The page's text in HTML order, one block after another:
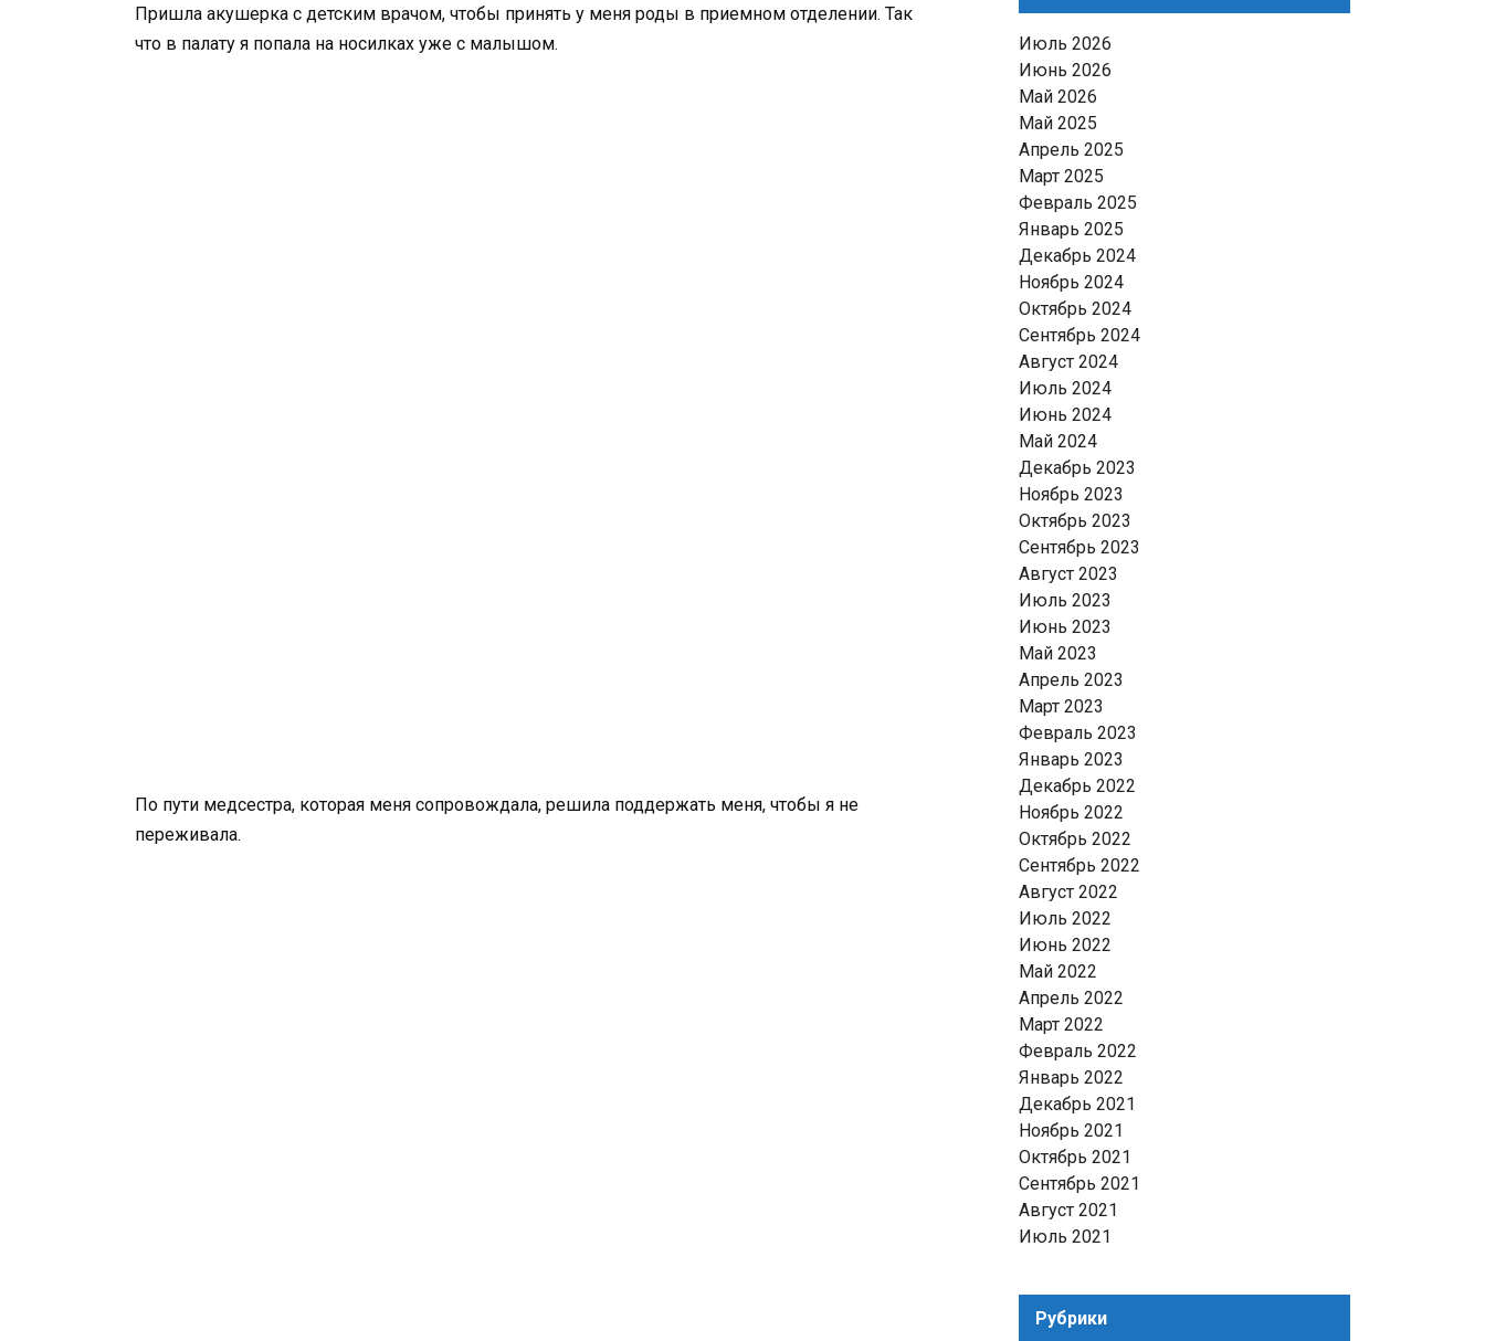
Пришла акушерка с детским врачом, чтобы принять у меня роды в приемном отделении. Так
что в палату я попала на носилках уже с малышом.
По пути медсестра, которая меня сопровождала, решила поддержать меня, чтобы я не
переживала.
Июль 2026
Июнь 2026
Май 2026
Май 2025
Апрель 2025
Март 2025
Февраль 2025
Январь 2025
Декабрь 2024
Ноябрь 2024
Октябрь 2024
Сентябрь 2024
Август 2024
Июль 2024
Июнь 2024
Май 2024
Декабрь 2023
Ноябрь 2023
Октябрь 2023
Сентябрь 2023
Август 2023
Июль 2023
Июнь 2023
Май 2023
Апрель 2023
Март 2023
Февраль 2023
Январь 2023
Декабрь 2022
Ноябрь 2022
Октябрь 2022
Сентябрь 2022
Август 2022
Июль 2022
Июнь 2022
Май 2022
Апрель 2022
Март 2022
Февраль 2022
Январь 2022
Декабрь 2021
Ноябрь 2021
Октябрь 2021
Сентябрь 2021
Август 2021
Июль 2021
Рубрики